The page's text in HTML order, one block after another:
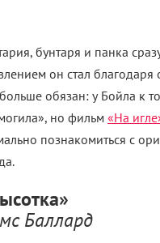
бунтаря и панка
он стал
обязан: у Бойла к
но фильм «На
познакомиться с
Баллард